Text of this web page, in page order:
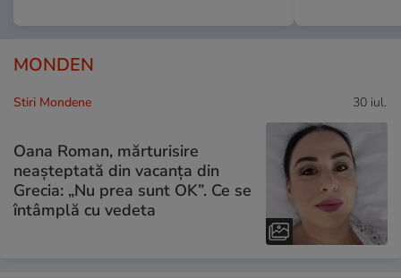
MONDEN
Stiri Mondene 30 iul.
Oana Roman, mărturisire
neașteptată din vacanța din
Grecia: „Nu prea sunt OK”. Ce se
întâmplă cu vedeta